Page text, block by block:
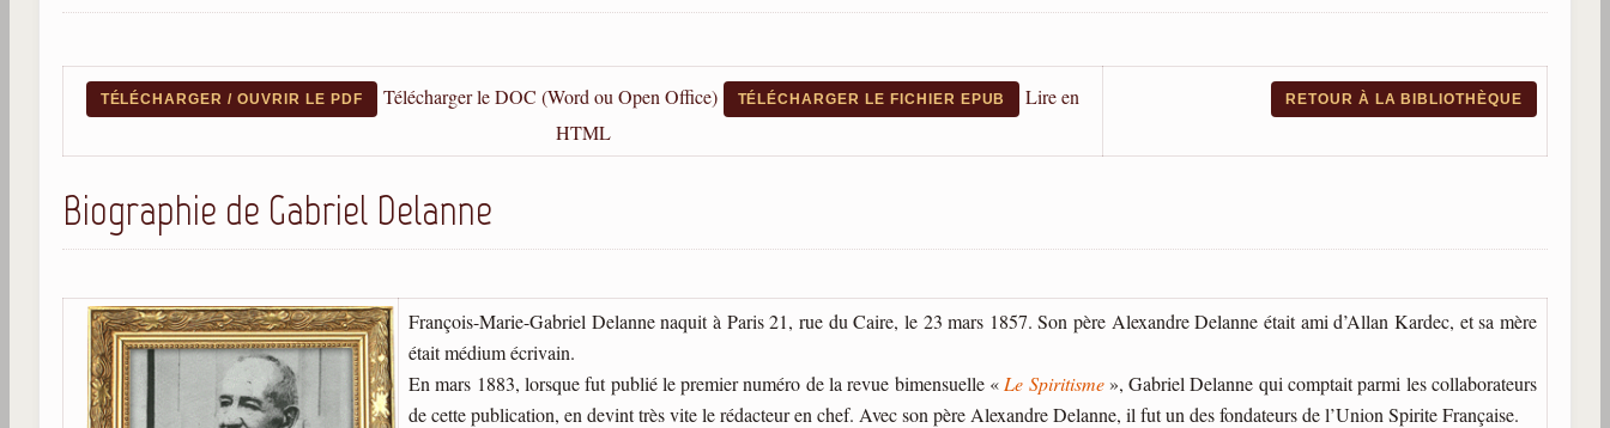
TÉLÉCHARGER / OUVRIR LE PDF Télécharger le DOC (Word ou Open Office) TÉLÉCHARGER LE FICHIER EPUB
Lire en
HTML
RETOUR À LA BIBLIOTHÈQUE
Biographie de Gabriel Delanne
François-Marie-Gabriel Delanne naquit à Paris 21, rue du Caire, le 23 mars 1857. Son père Alexandre Delanne était ami d’Allan Kardec, et sa mère
était médium écrivain.
En mars 1883, lorsque fut publié le premier numéro de la revue bimensuelle « Le Spiritisme», Gabriel Delanne qui comptait parmi les collaborateurs
de cette publication, en devint très vite le rédacteur en chef. Avec son père Alexandre Delanne, il fut un des fondateurs de l’Union Spirite Française.